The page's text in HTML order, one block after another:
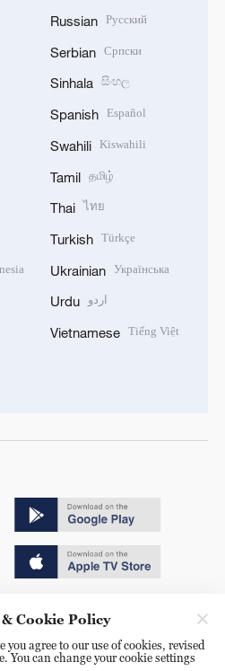
Russian Русский
Serbian Српски
Sinhala සිංහල
Spanish Español
Swahili Kiswahili
Tamil தமிழ்
Thai ไทย
Turkish Türkçe
Ukrainian Українська
Urdu اردو
Vietnamese Tiếng Việt
号
Cookie Policy
agree to our use of cookies, revised
You can change your cookie settings